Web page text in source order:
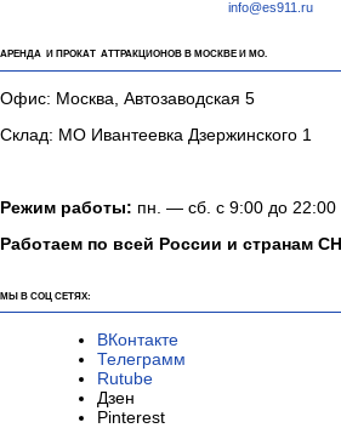
info@es911.ru
АРЕНДА И ПРОКАТ АТТРАКЦИОНОВ В МОСКВЕ И МО.
Офис: Москва, Автозаводская 5
Склад: МО Ивантеевка Дзержинского 1
Режим работы: пн. — сб. с 9:00 до 22:00
Работаем по всей России и странам
МЫ В СОЦ СЕТЯХ:
ВКонтакте
Телеграмм
Rutube
Дзен
Pinterest